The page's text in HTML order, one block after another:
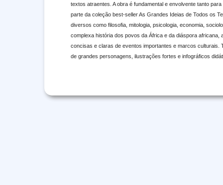
textos atraentes. A obra é fundamental e envolvente tanto
parte da coleção best-seller As Grandes Ideias de Todos os
diversos como filosofia, mitologia, psicologia, economia,
complexa história dos povos da África e da diáspora
concisas e claras de eventos importantes e marcos culturais.
de grandes personagens, ilustrações fortes e infográficos